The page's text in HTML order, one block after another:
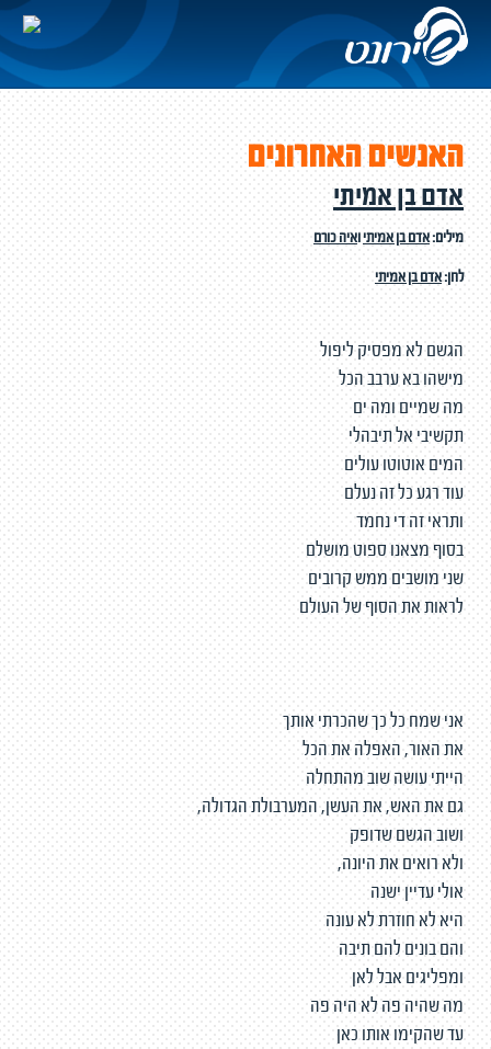
האנשים האחרונים
אדם בן אמיתי
מילים:אדם בן אמיתיואיה כורם
לחן:אדם בן אמיתי
הגשם לא מפסיק ליפול
מישהו בא ערבב הכל
מה שמיים ומה ים
תקשיבי אל תיבהלי
המים אוטוטו עולים
עוד רגע כל זה נעלם
ותראי זה די נחמד
בסוף מצאנו ספוט מושלם
שני מושבים ממש קרובים
לראות את הסוף של העולם
אני שמח כל כך שהכרתי אותך
את האור, האפלה את הכל
הייתי עושה שוב מהתחלה
גם את האש, את העשן, המערבולת הגדולה,
ושוב הגשם שדופק
ולא רואים את היונה,
אולי עדיין ישנה
היא לא חוזרת לא עונה
והם בונים להם תיבה
ומפליגים אבל לאן
מה שהיה פה לא היה פה
עד שהקימו אותו כאן